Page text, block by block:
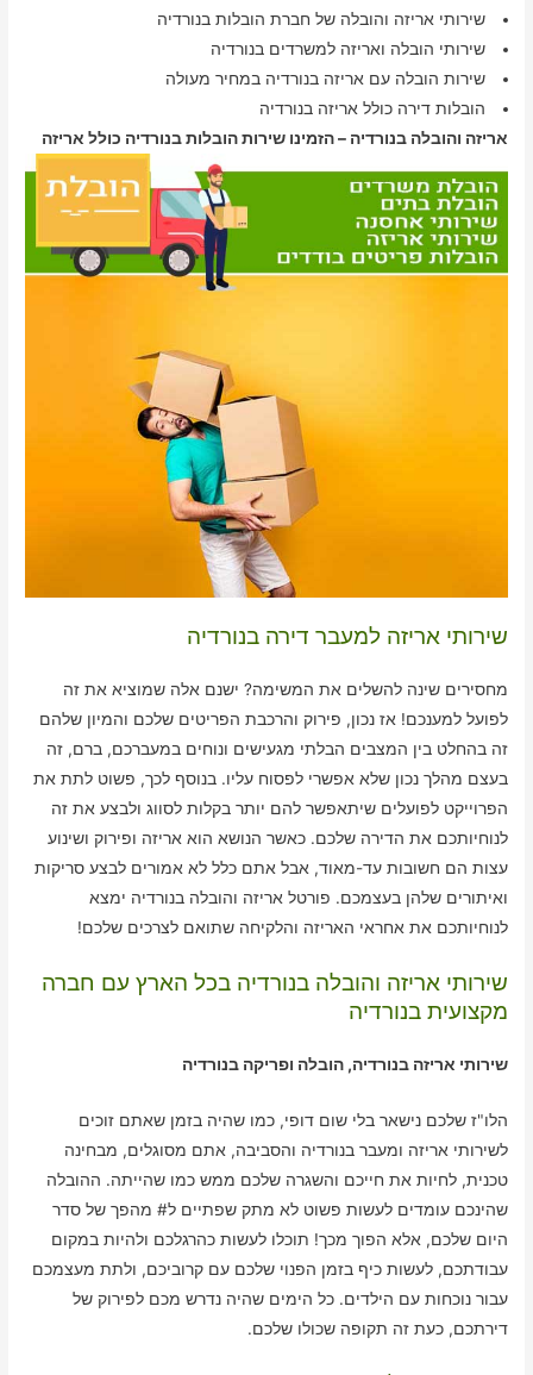
שירותי אריזה והובלה של חברת הובלות בנורדיה
שירותי הובלה ואריזה למשרדים בנורדיה
שירות הובלה עם אריזה בנורדיה במחיר מעולה
הובלות דירה כולל אריזה בנורדיה
אריזה והובלה בנורדיה – הזמינו שירות הובלות בנורדיה כולל אריזה
שירותי אריזה למעבר דירה בנורדיה
מחסירים שינה להשלים את המשימה? ישנם אלה שמוציא את זה
לפועל למענכם! אז נכון, פירוק והרכבת הפריטים שלכם והמיון שלהם
זה בהחלט בין המצבים הבלתי מגעישים ונוחים במעברכם, ברם, זה
בעצם מהלך נכון שלא אפשרי לפסוח עליו. בנוסף לכך, פשוט לתת את
הפרוייקט לפועלים שיתאפשר להם יותר בקלות לסווג ולבצע את זה
לנוחיותכם את הדירה שלכם. כאשר הנושא הוא אריזה ופירוק ושינוע
עצות הם חשובות עד-מאוד, אבל אתם כלל לא אמורים לבצע סריקות
ואיתורים שלהן בעצמכם. פורטל אריזה והובלה בנורדיה ימצא
לנוחיותכם את אחראי האריזה והלקיחה שתואם לצרכים שלכם!
שירותי אריזה והובלה בנורדיה בכל הארץ עם חברה
מקצועית בנורדיה
שירותי אריזה בנורדיה, הובלה ופריקה בנורדיה
הלו"ז שלכם נישאר בלי שום דופי, כמו שהיה בזמן שאתם זוכים
לשירותי אריזה ומעבר בנורדיה והסביבה, אתם מסוגלים, מבחינה
טכנית, לחיות את חייכם והשגרה שלכם ממש כמו שהייתה. ההובלה
שהינכם עומדים לעשות פשוט לא מתק שפתיים ל# מהפך של סדר
היום שלכם, אלא הפוך מכך! תוכלו לעשות כהרגלכם ולהיות במקום
עבודתכם, לעשות כיף בזמן הפנוי שלכם עם קרוביכם, ולתת מעצמכם
עבור נוכחות עם הילדים. כל הימים שהיה נדרש מכם לפירוק של
דירתכם, כעת זה תקופה שכולו שלכם.